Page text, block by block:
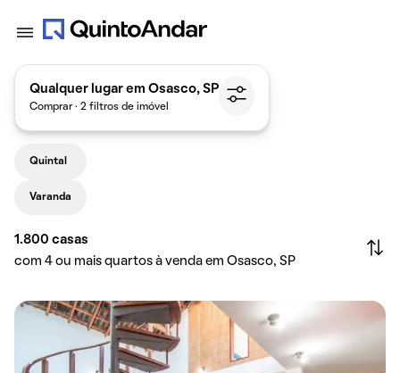
Qualquer lugar em Osasco, SP
Comprar · 2 filtros de imóvel
Quintal
Varanda
1.800 casas
com 4 ou mais quartos à venda em Osasco, SP